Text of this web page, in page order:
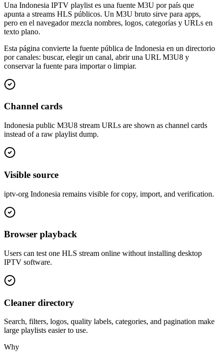
Una Indonesia IPTV playlist es una fuente M3U por país que
apunta a streams HLS públicos. Un M3U bruto sirve para apps,
pero en el navegador mezcla nombres, logos, categorías y URLs en
texto plano.
Esta página convierte la fuente pública de Indonesia en un directorio
por canales: buscar, elegir un canal, abrir una URL M3U8 y
conservar la fuente para importar o limpiar.
Channel cards
Indonesia public M3U8 stream URLs are shown as channel cards
instead of a raw playlist dump.
Visible source
iptv-org Indonesia remains visible for copy, import, and verification.
Browser playback
Users can test one HLS stream online without installing desktop
IPTV software.
Cleaner directory
Search, filters, logos, quality labels, categories, and pagination make
large playlists easier to use.
Why